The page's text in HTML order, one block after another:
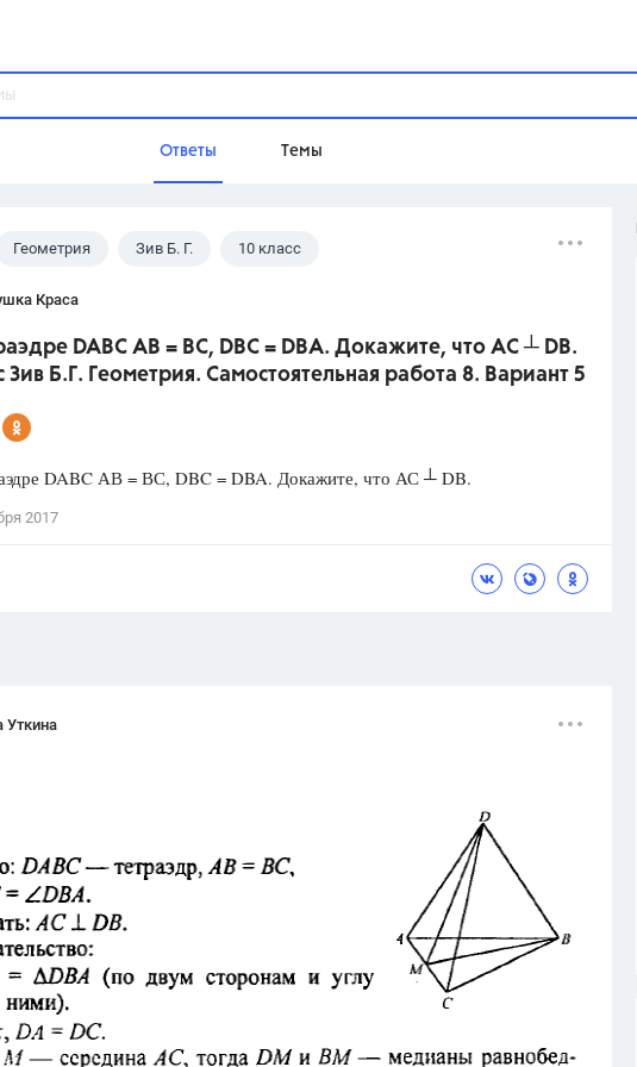
Ответы Темы
Домашнее задание
Учебники
Геометрия Зив Б. Г. 10 класс
Краса
DABC АВ = ВС, DBC = DBA. Докажите, что АС ┴ DB.
Зив Б.Г. Геометрия. Самостоятельная работа 8. Вариант 5
DABC АВ = ВС, DBC = DBA. Докажите, что АС ┴ DB.
2017
Уткина